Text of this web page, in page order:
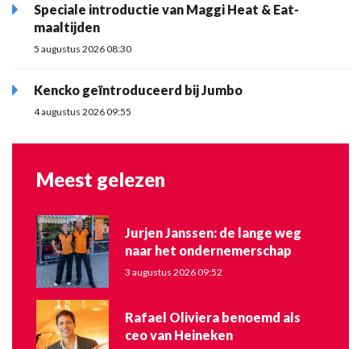
Speciale introductie van Maggi Heat & Eat-
maaltijden
5 augustus 2026 08:30
Kencko geïntroduceerd bij Jumbo
4 augustus 2026 09:55
Meest gelezen
Jurjen Janssen: de lange weg
naar het ondernemerschap
3 augustus 2026 09:52
Rafael Oliviera benoemd als
ceo van Heineken